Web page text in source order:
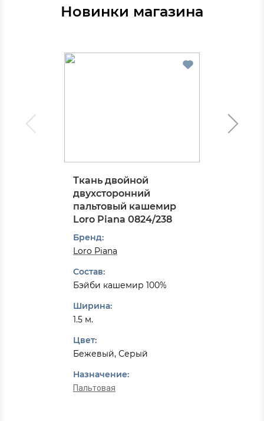
Новинки магазина
Ткань двойной
двухсторонний
пальтовый кашемир
Loro Piana 0824/238
Бренд:
Loro Piana
Состав:
Бэйби кашемир 100%
Ширина:
1.5 м.
Цвет:
Бежевый, Серый
Назначение:
Пальтовая